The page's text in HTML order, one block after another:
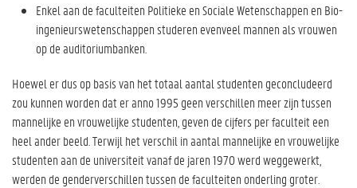
Enkel aan de faculteiten Politieke en Sociale Wetenschappen en Bio-
ingenieurswetenschappen studeren evenveel mannen als vrouwen
op de auditoriumbanken.
Hoewel er dus op basis van het totaal aantal studenten geconcludeerd
zou kunnen worden dat er anno 1995 geen verschillen meer zijn tussen
mannelijke en vrouwelijke studenten, geven de cijfers per faculteit een
heel ander beeld. Terwijl het verschil in aantal mannelijke en vrouwelijke
studenten aan de universiteit vanaf de jaren 1970 werd weggewerkt,
werden de genderverschillen tussen de faculteiten onderling groter.